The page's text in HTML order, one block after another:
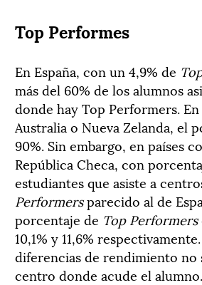
Top Performes
En España, con un 4,9% de
más del 60% de los alumnos
donde hay Top Performers.
Australia o Nueva Zelanda, el
90%. Sin embargo, en países
República Checa, con
estudiantes que asiste a
Performersparecido al de
porcentaje de Top Performers
10,1% y 11,6%
diferencias de rendimiento no
centro donde acude el alumno.